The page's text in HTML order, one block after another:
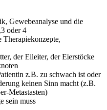
Gewebeanalyse und die
oder 4
Therapiekonzepte,
der Eileiter, der Eierstöcke
z.B. zu schwach ist oder
keinen Sinn macht (z.B.
Metastasten)
sein muss